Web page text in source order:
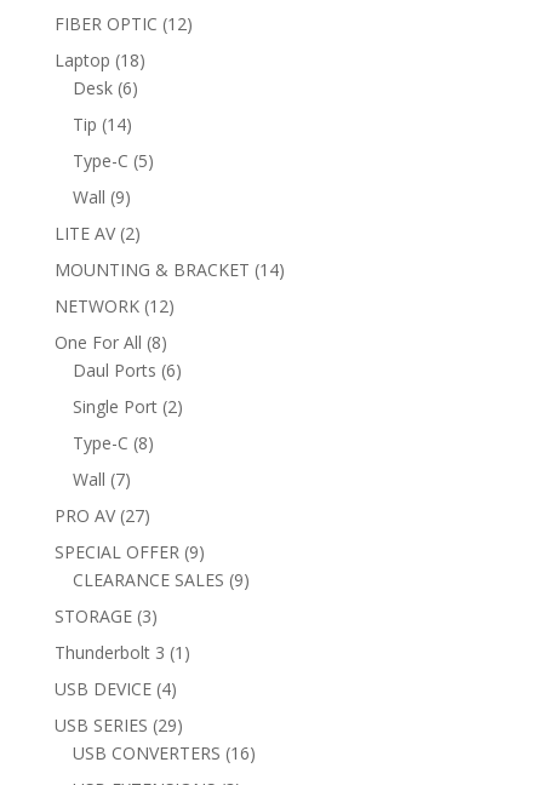
products
FIBER OPTIC 1212
Laptop 1818
Desk 66
Tip 1414
products
Type-C 55
Wall 99
products
LITE AV 22
products
MOUNTING & BRACKET 1414
NETWORK 1212
One For All 88
products
Daul Ports 66
products
Single Port 22
Type-C 88
Wall 77
products
PRO AV 2727
products
SPECIAL OFFER 99
products
CLEARANCE SALES 99
STORAGE 33
products
Thunderbolt 3 1 1
USB DEVICE 44
products
USB SERIES 2929
products
USB CONVERTERS 1616